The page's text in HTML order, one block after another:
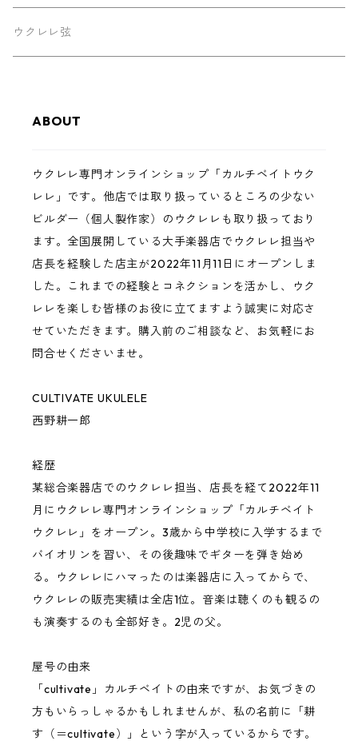
Luna
Martin
Sakata Guitars
Hatta Works
Cultivate Ukulele
Craft Musica
Shimo Guitars
Basiner
G String
Tatsuya Mitsui
tkitki（ティキティキ）
パーツ
ステッカー
ウクレレ弦
ABOUT
ウクレレ専門オンラインショップ「カルチベイトウク
レレ」です。他店では取り扱っているところの少ない
ビルダー（個人製作家）のウクレレも取り扱っており
ます。全国展開している大手楽器店でウクレレ担当や
店長を経験した店主が2022年11月11日にオープンしま
した。これまでの経験とコネクションを活かし、ウク
レレを楽しむ皆様のお役に立てますよう誠実に対応さ
せていただきます。購入前のご相談など、お気軽にお
問合せくださいませ。
CULTIVATE UKULELE
西野耕一郎
経歴
某総合楽器店でのウクレレ担当、店長を経て2022年11
月にウクレレ専門オンラインショップ「カルチベイト
ウクレレ」をオープン。3歳から中学校に入学するまで
バイオリンを習い、その後趣味でギターを弾き始め
る。ウクレレにハマったのは楽器店に入ってからで、
ウクレレの販売実績は全店1位。音楽は聴くのも観るの
も演奏するのも全部好き。2児の父。
屋号の由来
「cultivate」カルチベイトの由来ですが、お気づきの
方もいらっしゃるかもしれませんが、私の名前に「耕
す（＝cultivate）」という字が入っているからです。